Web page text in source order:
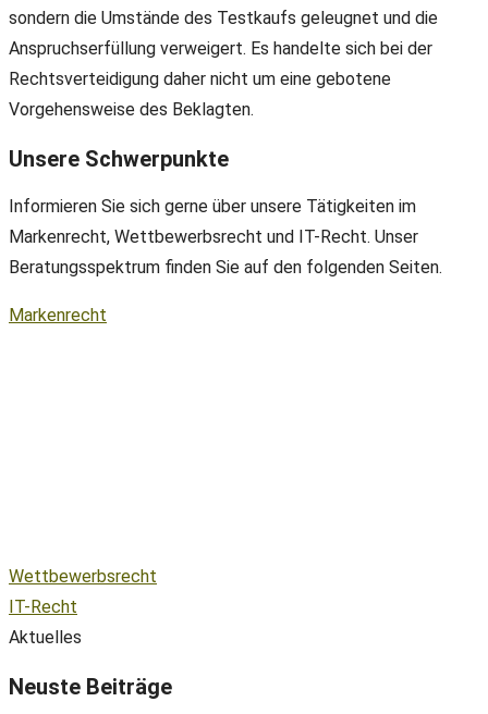
sondern die Umstände des Testkaufs geleugnet und die
Anspruchserfüllung verweigert. Es handelte sich bei der
Rechtsverteidigung daher nicht um eine gebotene
Vorgehensweise des Beklagten.
Unsere Schwerpunkte
Informieren Sie sich gerne über unsere Tätigkeiten im
Markenrecht, Wettbewerbsrecht und IT-Recht. Unser
Beratungsspektrum finden Sie auf den folgenden Seiten.
Markenrecht
Wettbewerbsrecht
IT-Recht
Aktuelles
Neuste Beiträge